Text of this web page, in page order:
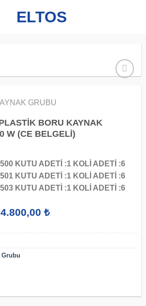
GRUBU
BORU KAYNAK
W (CE BELGELİ)
KUTU ADETİ :1 KOLİ ADETİ :6
KUTU ADETİ :1 KOLİ ADETİ :6
KUTU ADETİ :1 KOLİ ADETİ :6
4.800,00 ₺aralığı:
-
Grubu